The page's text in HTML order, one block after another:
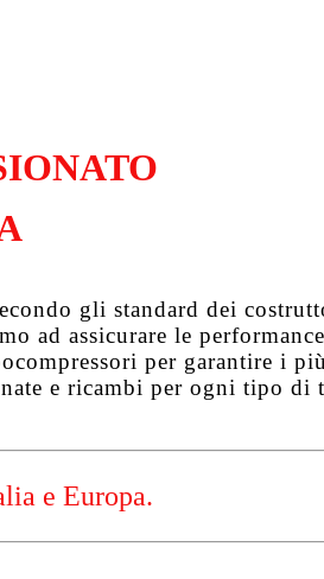
gli standard dei
ad assicurare le
per garantire i
e ricambi per ogni tipo di
e Europa.